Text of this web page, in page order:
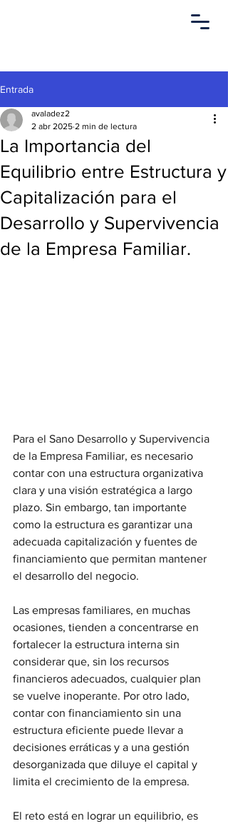
Entrada
La Importancia del
Equilibrio entre Estructura y
Capitalización para el
Desarrollo y Supervivencia
de la Empresa Familiar.
avaladez2
2 abr 2025 2 min de lectura
Para el Sano Desarrollo y Supervivencia
de la Empresa Familiar, es necesario
contar con una estructura organizativa
clara y una visión estratégica a largo
plazo. Sin embargo, tan importante
como la estructura es garantizar una
adecuada capitalización y fuentes de
financiamiento que permitan mantener
el desarrollo del negocio.
Las empresas familiares, en muchas
ocasiones, tienden a concentrarse en
fortalecer la estructura interna sin
considerar que, sin los recursos
financieros adecuados, cualquier plan
se vuelve inoperante. Por otro lado,
contar con financiamiento sin una
estructura eficiente puede llevar a
decisiones erráticas y a una gestión
desorganizada que diluye el capital y
limita el crecimiento de la empresa.
El reto está en lograr un equilibrio, es